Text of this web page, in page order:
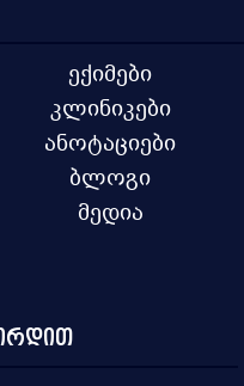
ექიმები
კლინიკები
ანოტაციები
ბლოგი
მედია